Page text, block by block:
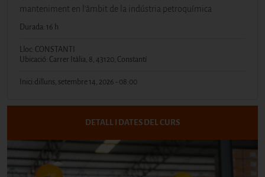
manteniment en l'àmbit de la indústria petroquímica
Durada: 16 h
Lloc: CONSTANTI
Ubicació: Carrer Itàlia, 8, 43120, Constantí
Inici:dilluns, setembre 14, 2026 - 08:00
DETALL I DATES DEL CURS